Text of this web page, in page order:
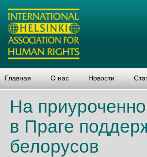
Главная О нас Новости
На
в Праге
белорусов